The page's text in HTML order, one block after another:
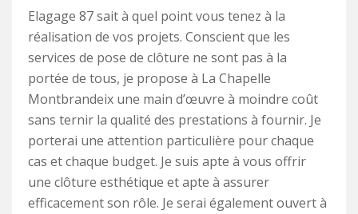
Elagage 87 sait à quel point vous tenez à la
réalisation de vos projets. Conscient que les
services de pose de clôture ne sont pas à la
portée de tous, je propose à La Chapelle
Montbrandeix une main d’œuvre à moindre coût
sans ternir la qualité des prestations à fournir. Je
porterai une attention particulière pour chaque
cas et chaque budget. Je suis apte à vous offrir
une clôture esthétique et apte à assurer
efficacement son rôle. Je serai également ouvert à